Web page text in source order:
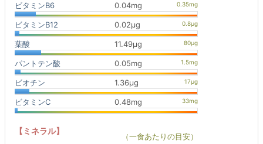
ビタミンB6 0.04mg
ビタミンB12 0.02μg
葉酸 11.49μg
パントテン酸 0.05mg
ビオチン 1.36μg
ビタミンC 0.48mg
【ミネラル】
（一食あたりの目安）